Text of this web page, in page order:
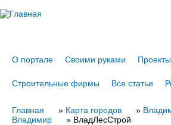
О портале Своими руками Проекты
Строительные фирмы Все статьи
Вы
Главная » Карта городов »
Владимир
» ВладЛесСтрой